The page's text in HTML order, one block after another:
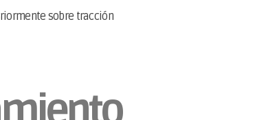
sobre tracción